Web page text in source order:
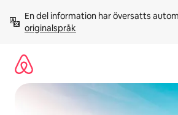
innehåll
En del information har översatts
originalspråk